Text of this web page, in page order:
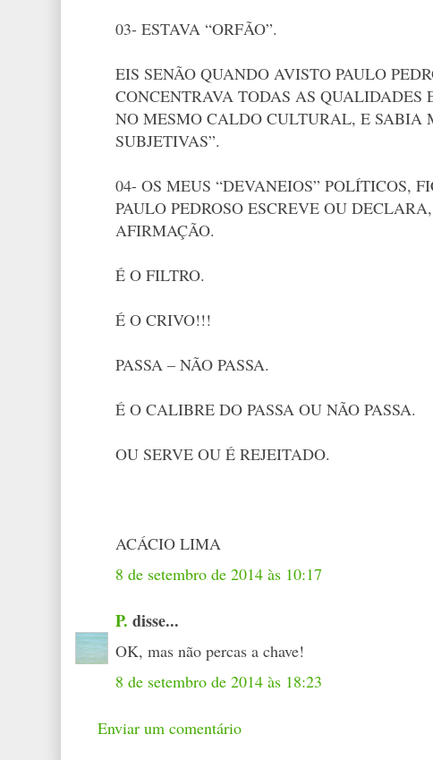
03- ESTAVA “ORFÃO”.
EIS SENÃO QUANDO AVISTO PAULO
CONCENTRAVA TODAS AS QUALIDADES
NO MESMO CALDO CULTURAL, E SABIA
SUBJETIVAS”.
04- OS MEUS “DEVANEIOS” POLÍTICOS,
PAULO PEDROSO ESCREVE OU
AFIRMAÇÃO.
É O FILTRO.
É O CRIVO!!!
PASSA – NÃO PASSA.
É O CALIBRE DO PASSA OU NÃO PASSA.
OU SERVE OU É REJEITADO.
ACÁCIO LIMA
8 de setembro de 2014 às 10:17
P. disse...
OK, mas não percas a chave!
8 de setembro de 2014 às 18:23
Enviar um comentário